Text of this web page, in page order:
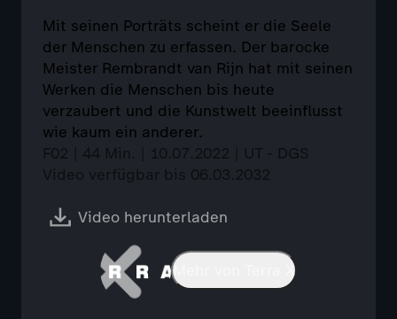
Mit seinen Porträts scheint er die Seele
der Menschen zu erfassen. Der barocke
Meister Rembrandt van Rijn hat mit seinen
Werken die Menschen bis heute
verzaubert und die Kunstwelt beeinflusst
wie kaum ein anderer.
F02 | 44 Min. | 10.07.2022 | UT - DGS
Video verfügbar bis 06.03.2032
Video herunterladen
Mehr von Terra X